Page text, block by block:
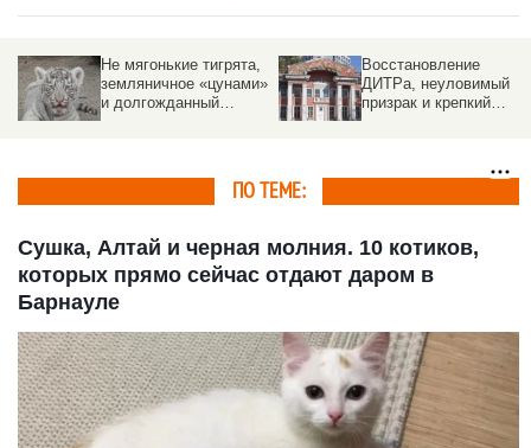
Не мягонькие тигрята,
земляничное «цунами»
и долгожданный
Восстановление
ДИТРа, неуловимый
призрак и крепкий
ПО ТЕМЕ:
Сушка, Алтай и черная молния. 10 котиков,
которых прямо сейчас отдают даром в
Барнауле